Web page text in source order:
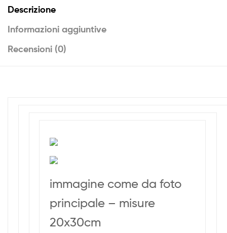
Descrizione
Informazioni aggiuntive
Recensioni (0)
immagine come da foto
principale – misure
20x30cm